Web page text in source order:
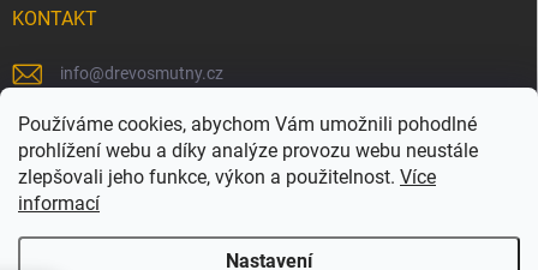
Používáme cookies, abychom Vám umožnili pohodlné
prohlížení webu a díky analýze provozu webu neustále
zlepšovali jeho funkce, výkon a použitelnost. Více
informací
Nastavení
KONTAKT
info@drevosmutny.cz
+420 725 710 840
https://www.facebook.com/drevosmutny/
drevosmutny/